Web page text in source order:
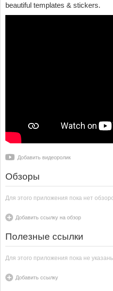
beautiful templates & stickers.
Добавить видеоролик
Обзоры
Для этого приложения пока нет
Добавить ссылку на обзор
Полезные ссылки
Для этого приложения пока не
Добавить ссылку